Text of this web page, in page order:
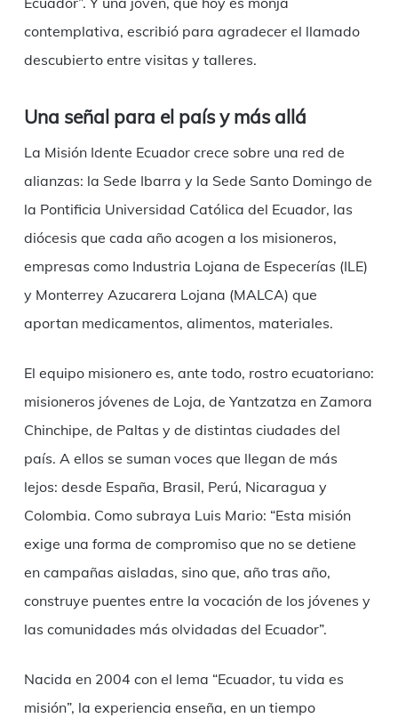
contemplativa, escribió para agradecer el llamado
descubierto entre visitas y talleres.
Una señal para el país y más allá
La Misión Idente Ecuador crece sobre una red de
alianzas: la Sede Ibarra y la Sede Santo Domingo de
la Pontificia Universidad Católica del Ecuador, las
diócesis que cada año acogen a los misioneros,
empresas como Industria Lojana de Especerías (ILE)
y Monterrey Azucarera Lojana (MALCA) que
aportan medicamentos, alimentos, materiales.
El equipo misionero es, ante todo, rostro ecuatoriano:
misioneros jóvenes de Loja, de Yantzatza en Zamora
Chinchipe, de Paltas y de distintas ciudades del
país. A ellos se suman voces que llegan de más
lejos: desde España, Brasil, Perú, Nicaragua y
Colombia. Como subraya Luis Mario: “Esta misión
exige una forma de compromiso que no se detiene
en campañas aisladas, sino que, año tras año,
construye puentes entre la vocación de los jóvenes y
las comunidades más olvidadas del Ecuador”.
Nacida en 2004 con el lema “Ecuador, tu vida es
misión”, la experiencia enseña, en un tiempo